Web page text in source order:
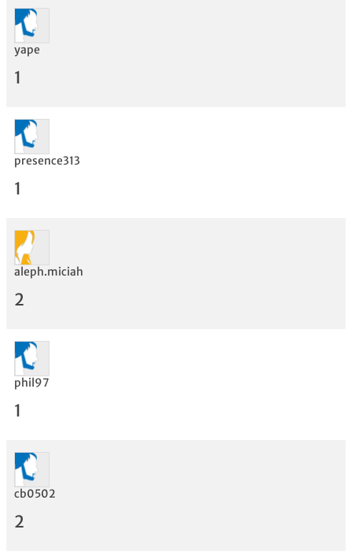
Bewertung
yape
1
presence313
1
aleph.miciah
2
phil97
1
cb0502
2